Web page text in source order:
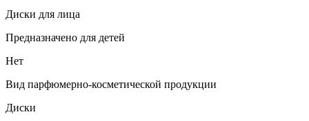
Диски для лица
Предназначено для детей
Нет
Вид парфюмерно-косметической продукции
Диски